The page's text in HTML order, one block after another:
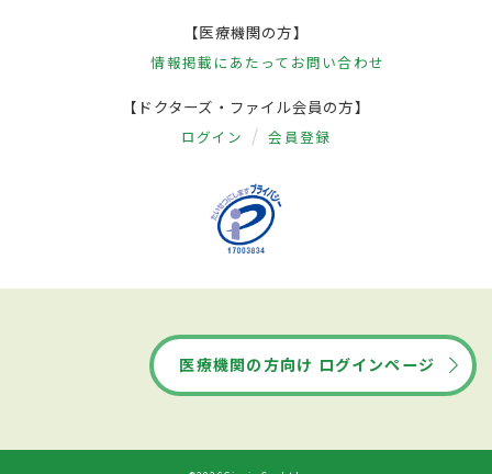
【医療機関の方】
情報掲載にあたって お問い合わせ
【ドクターズ・ファイル会員の方】
ログイン 会員登録
医療機関の方向け ログインページ